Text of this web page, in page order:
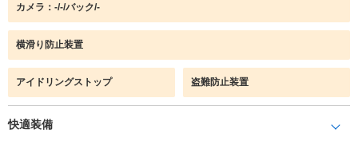
カメラ：-/-/バック/-
横滑り防止装置
アイドリングストップ 盗難防止装置
快適装備